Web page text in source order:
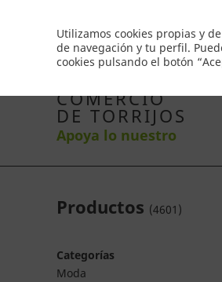
Utilizamos cookies propias y
de navegación y tu perfil.
cookies pulsando el botón
Inicio Productos
COMERCIO
DE TORRIJOS
Apoya lo nuestro
Productos (4601 )
Categorías
Moda